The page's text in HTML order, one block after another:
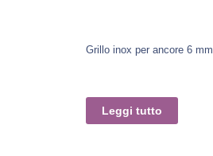
Grillo inox per ancore 6 mm
Leggi tutto